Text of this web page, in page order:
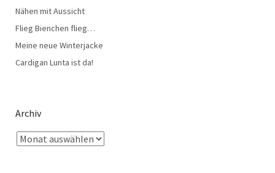
Nähen mit Aussicht
Flieg Bienchen flieg…
Meine neue Winterjacke
Cardigan Lunta ist da!
Archiv